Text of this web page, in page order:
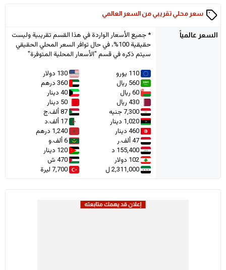
سعر محلي تقريبي من السعر العالمي
السعر عالمياً
* جميع الأسعار الواردة في هذا القسم تقريبية وليست
حقيقية 100%، في حال توافر السعر المحلي الحقيقي
سيتم ذكره في قسم "الأسعار المحلية المتوفرة"
110 يورو
130 دولار
560 ريال
360 درهم
60 ريال
40 دينار
430 ريال
50 دينار
7,300 جنيه
87 ألف.ج
1,020 دينار
17 ألف.د
460 دينار
1,240 درهم
47 ألف.ر
6 ألف.و
155,400 د
120 دينار
102 دولار
470 ش
2,311,000 ل
7,700 ليرة